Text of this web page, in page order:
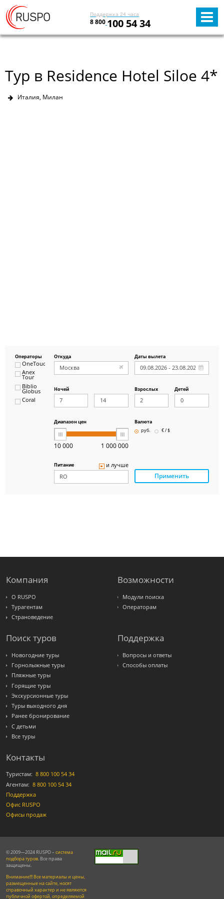
Поддержка 24 часа
8 800 100 54 34
Тур в Residence Hotel Siloe 4*
Италия, Милан
Операторы
OneTouch&Travel
Anex
Tour
Biblio
Globus
Coral
Интурист
Откуда Даты вылета
Ночей Взрослых Детей
Диапазон цен
10 000 1 000 000
Валюта
руб.
€ / $
Питание и лучше
Применить
Компания
О RUSPO
Турагентам
Страноведение
Возможности
Модули поиска
Операторам
Поиск туров
Новогодние туры
Горнолыжные туры
Пляжные туры
Горящие туры
Экскурсионные туры
Туры выходного дня
Ранее бронирование
С детьми
Все туры
Поддержка
Вопросы и ответы
Способы оплаты
Контакты
Туристам: 8 800 100 54 34
Агентам: 8 800 100 54 34
Поддержка
Офис RUSPO
Офисы продаж
© 2009—2024 RUSPO – система
подбора туров. Все права
защищены.
Внимание!!! Все материалы и цены,
размещенные на сайте, носят
справочный характер и не являются
публичной офертой, определяемой